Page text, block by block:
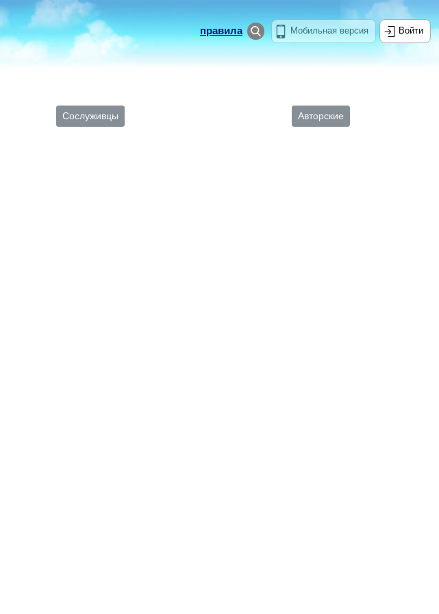
Мобильная версия
правила Войти
Сослуживцы Авторские